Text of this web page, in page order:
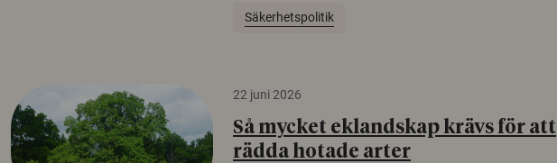
Säkerhetspolitik
22 juni 2026
Så mycket eklandskap krävs för att
rädda hotade arter